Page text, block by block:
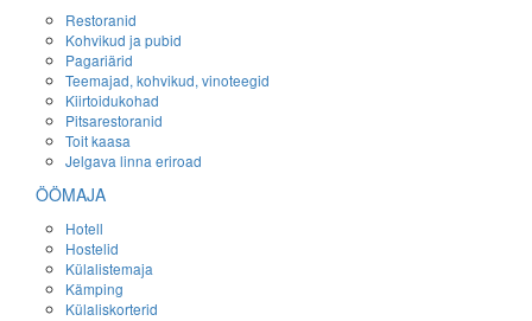
Restoranid
Kohvikud ja pubid
Pagariärid
Teemajad, kohvikud, vinoteegid
Kiirtoidukohad
Pitsarestoranid
Toit kaasa
Jelgava linna eriroad
ÖÖMAJA
Hotell
Hostelid
Külalistemaja
Kämping
Külaliskorterid